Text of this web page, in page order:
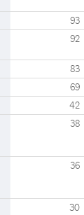
93
92
83
69
42
38
36
30